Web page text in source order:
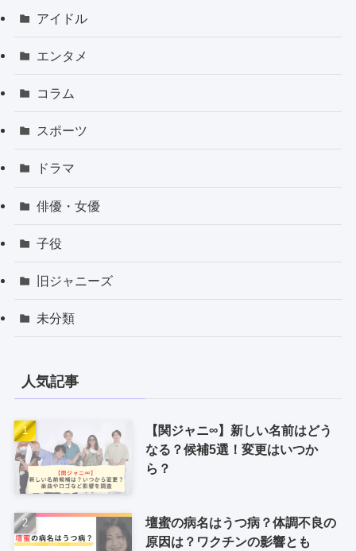
アイドル
エンタメ
コラム
スポーツ
ドラマ
俳優・女優
子役
旧ジャニーズ
未分類
人気記事
【関ジャニ∞】新しい名前はどう
なる？候補5選！変更はいつか
ら？
壇蜜の病名はうつ病？体調不良の
原因は？ワクチンの影響とも